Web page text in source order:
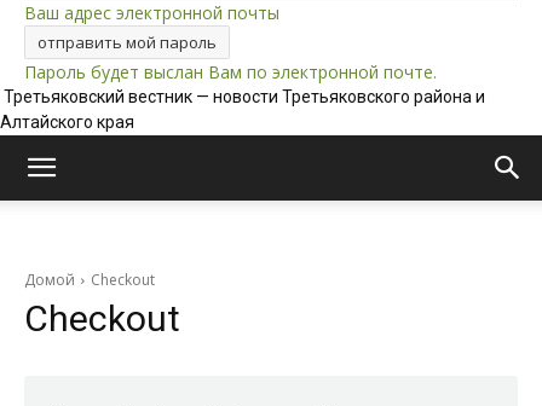
Ваш адрес электронной почты
Пароль будет выслан Вам по электронной почте.
Третьяковский вестник — новости Третьяковского района и
Алтайского края
Домой Checkout
Checkout